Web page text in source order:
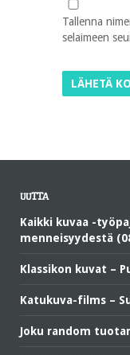
Tallenna
selaimeen
UUTTA
Kaikki kuvaa -
menneisyydestä
Klassikon kuvat –
Katukuva-films –
Joku random